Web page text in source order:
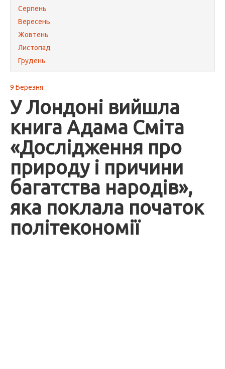
Серпень
Вересень
Жовтень
Листопад
Грудень
9 Березня
У Лондоні вийшла
книга Адама Сміта
«Дослідження про
природу і причини
багатства народів»,
яка поклала початок
політекономії